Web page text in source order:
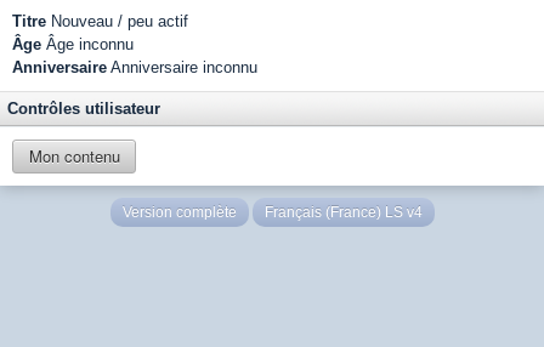
Titre Nouveau / peu actif
Âge Âge inconnu
Anniversaire Anniversaire inconnu
Contrôles utilisateur
Mon contenu
Version complète Français (France) LS v4